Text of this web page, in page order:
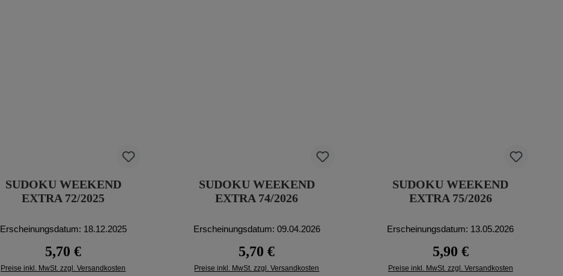
SUDOKU WEEKEND
EXTRA 72/2025
Erscheinungsdatum: 18.12.2025
Regulärer Preis:
5,70 €
Preise inkl. MwSt. zzgl. Versandkosten
SUDOKU WEEKEND
EXTRA 74/2026
Erscheinungsdatum: 09.04.2026
Regulärer Preis:
5,70 €
Preise inkl. MwSt. zzgl. Versandkosten
SUDOKU WEEKEND
EXTRA 75/2026
Erscheinungsdatum: 13.05.2026
Regulärer Preis:
5,90 €
Preise inkl. MwSt. zzgl. Versandkosten